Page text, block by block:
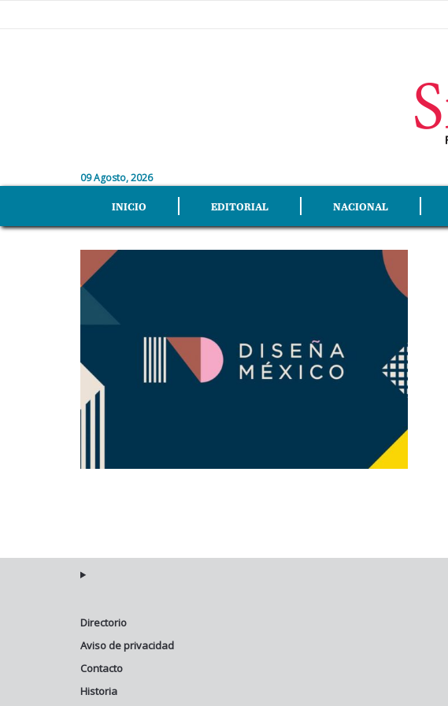
09 Agosto, 2026
INICIO EDITORIAL NACIONAL
Directorio
Aviso de privacidad
Contacto
Historia